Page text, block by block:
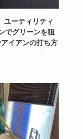
ユーティリティ
でグリーンを狙
イアンの打ち方